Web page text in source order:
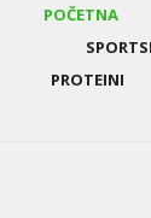
POČETNA
PROTEINI